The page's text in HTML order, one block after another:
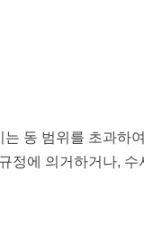
동 범위를 초과하
정에 의거하거나, 수